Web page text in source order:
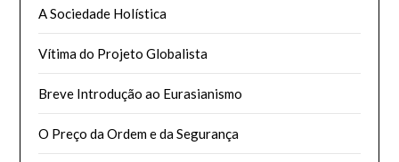
A Sociedade Holística
Vítima do Projeto Globalista
Breve Introdução ao Eurasianismo
O Preço da Ordem e da Segurança